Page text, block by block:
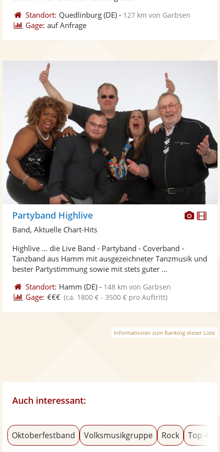
Standort: Quedlinburg (DE) - 127 km von Garbsen
Gage: auf Anfrage
Partyband Highlive
Band, Aktuelle Chart-Hits
Highlive … die Live Band - Partyband - Coverband -
Tanzband aus Hamm mit ausgezeichneter Tanzmusik und
bester Partystimmung sowie mit stets guter ...
Standort: Hamm (DE) - 148 km von Garbsen
Gage: €€€ (ca. 1800 € - 3500 € pro Auftritt)
Informationen zum Ranking dieser Liste
Auch interessant:
Oktoberfestband Volksmusikgruppe Rock Top 40